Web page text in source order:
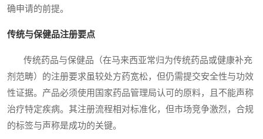
确申请的前提。
传统与保健品注册要点
传统药品与保健品（在马来西亚常归为传统药品或健康补充
剂范畴）的注册要求虽较处方药宽松，但仍需提交安全性与功效
性证据。产品必须使用国家药品管理局认可的原料，且不能声称
治疗特定疾病。其注册流程相对标准化，但市场竞争激烈，合规
的标签与声称是成功的关键。